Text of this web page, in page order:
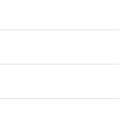
CONTACT